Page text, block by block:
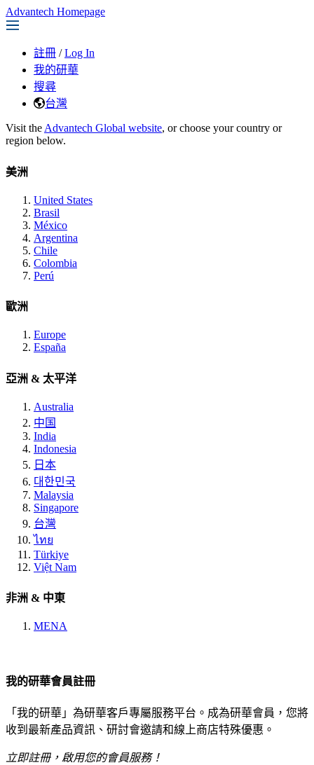
Advantech Homepage
註冊 / Log In
我的研華
搜尋
台灣
Visit the Advantech Global website, or choose your country or
region below.
美洲
United States
Brasil
México
Argentina
Chile
Colombia
Perú
歐洲
Europe
España
亞洲 & 太平洋
Australia
中国
India
Indonesia
日本
대한민국
Malaysia
Singapore
台灣
ไทย
Türkiye
Việt Nam
非洲 & 中東
MENA
我的研華會員註冊
「我的研華」為研華客戶專屬服務平台。成為研華會員，您將
收到最新產品資訊、研討會邀請和線上商店特殊優惠。
立即註冊，啟用您的會員服務！